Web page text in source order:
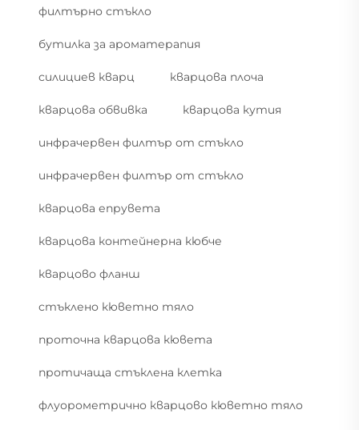
филтърно стъкло
бутилка за ароматерапия
силициев кварц кварцова плоча
кварцова обвивка кварцова кутия
инфрачервен филтър от стъкло
инфрачервен филтър от стъкло
кварцова епрувета
кварцова контейнерна кюбче
кварцово фланш
стъклено кюветно тяло
проточна кварцова кювета
протичаща стъклена клетка
флуорометрично кварцово кюветно тяло